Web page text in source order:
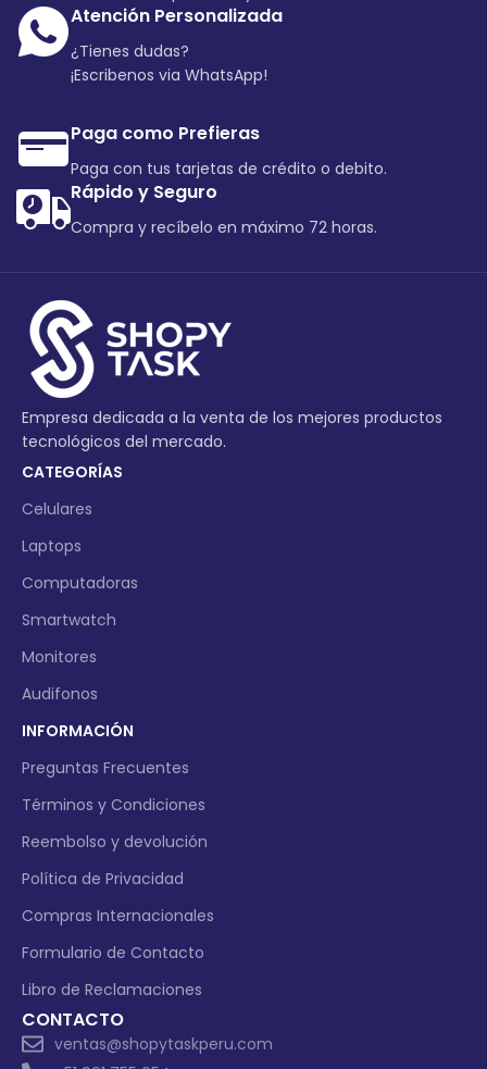
Atención Personalizada
¿Tienes dudas?
¡Escribenos via WhatsApp!
Paga como Prefieras
Paga con tus tarjetas de crédito o debito.
Rápido y Seguro
Compra y recíbelo en máximo 72 horas.
Empresa dedicada a la venta de los mejores productos
tecnológicos del mercado.
CATEGORÍAS
Celulares
Laptops
Computadoras
Smartwatch
Monitores
Audifonos
INFORMACIÓN
Preguntas Frecuentes
Términos y Condiciones
Reembolso y devolución
Política de Privacidad
Compras Internacionales
Formulario de Contacto
Libro de Reclamaciones
CONTACTO
ventas@shopytaskperu.com